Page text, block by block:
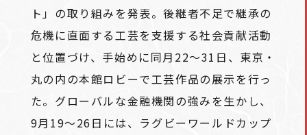
ト」の取り組みを発表。後継者不足で継承の
危機に直面する工芸を支援する社会貢献活動
と位置づけ、手始めに同月22～31日、東京・
丸の内の本館ロビーで工芸作品の展示を行っ
た。グローバルな金融機関の強みを生かし、
9月19～26日には、ラグビーワールドカップ